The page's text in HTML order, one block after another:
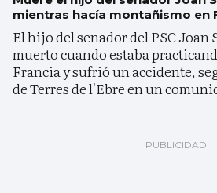
mientras hacía montañismo en
El hijo del senador del PSC Joan
muerto cuando estaba
Francia y sufrió un accidente,
de Terres de l'Ebre en un